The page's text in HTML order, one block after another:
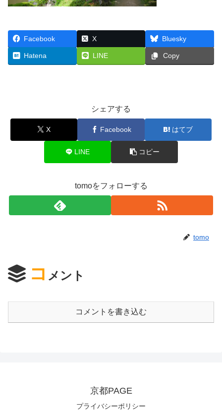
Facebook X Bluesky
Hatena LINE Copy
シェアする
X Facebook はてブ
LINE コピー
tomoをフォローする
tomo
コ メント
コメントを書き込む
京都PAGE
プライバシーポリシー